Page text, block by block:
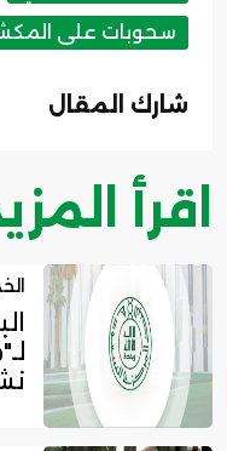
سحوبات على
شارك المقال
اقرأ